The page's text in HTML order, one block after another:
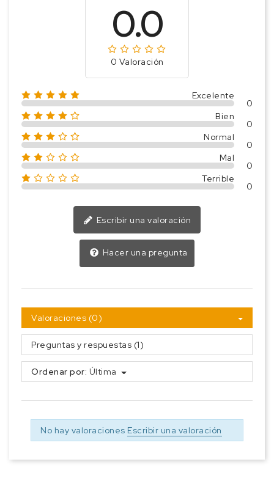
0.0
0 Valoración
Excelente
0
Bien
0
Normal
0
Mal
0
Terrible
0
Escribir una valoración
Hacer una pregunta
Valoraciones (0)
Preguntas y respuestas (1)
Ordenar por: Última
No hay valoraciones Escribir una valoración